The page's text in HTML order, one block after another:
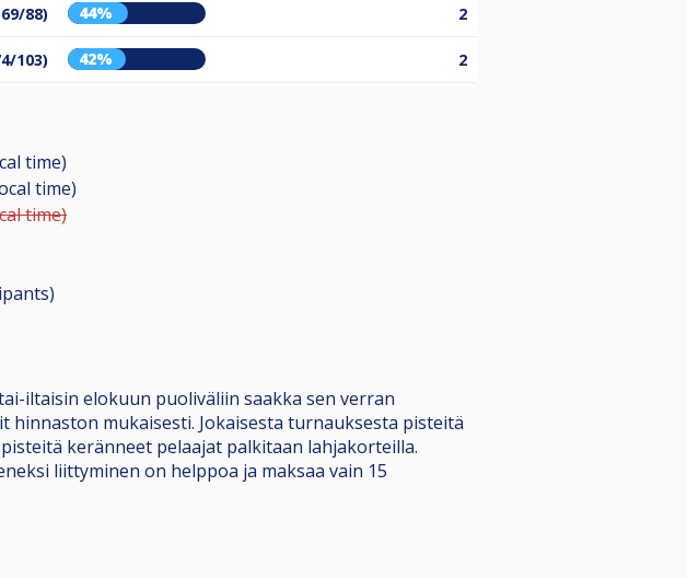
88) 44% 2
103) 42% 2
time)
time)
time)
)
iltaisin elokuun puoliväliin saakka sen verran
mukaisesti. Jokaisesta turnauksesta pisteitä
keränneet pelaajat palkitaan lahjakorteilla.
liittyminen on helppoa ja maksaa vain 15